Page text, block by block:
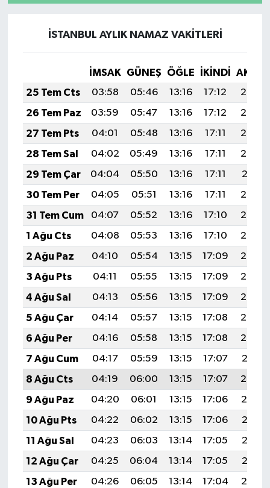
İSTANBUL AYLIK NAMAZ VAKITLERI
İMSAK GÜNEŞ ÖĞLE İKINDI
25 Tem Cts
03:58 05:46 13:16 17:12
20:35
26 Tem Paz
03:59 05:47 13:16 17:12
20:34
27 Tem Pts
04:01 05:48 13:16 17:11
20:33
28 Tem Sal
04:02 05:49 13:16 17:11
20:32
29 Tem Çar
04:04 05:50 13:16 17:11
20:31
30 Tem Per
04:05 05:51 13:16 17:11
20:30
31 Tem Cum
04:07 05:52 13:16 17:10
20:29
1 Ağu Cts
04:08 05:53 13:16 17:10
20:28
2 Ağu Paz
04:10 05:54 13:15 17:09
20:27
3 Ağu Pts
04:11 05:55 13:15 17:09
20:26
4 Ağu Sal
04:13 05:56 13:15 17:09
20:25
5 Ağu Çar
04:14 05:57 13:15 17:08
20:24
6 Ağu Per
04:16 05:58 13:15 17:08
20:23
7 Ağu Cum
04:17 05:59 13:15 17:07
20:21
8 Ağu Cts
04:19 06:00 13:15 17:07
20:20
9 Ağu Paz
04:20 06:01 13:15 17:06
20:19
10 Ağu Pts
04:22 06:02 13:15 17:06
20:18
11 Ağu Sal
04:23 06:03 13:14 17:05
20:16
12 Ağu Çar
04:25 06:04 13:14 17:05
20:15
13 Ağu Per
04:26 06:05 13:14 17:04
20:14